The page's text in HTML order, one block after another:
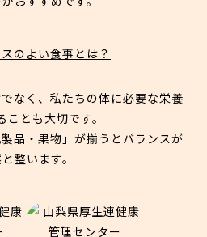
のよい食事とは？
なく、私たちの体に必要な栄養
ことも大切です。
品・果物」が揃うとバランスが
整います。